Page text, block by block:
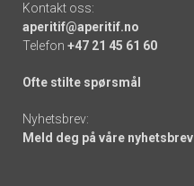
Kontakt oss:
aperitif@aperitif.no
Telefon +47 21 45 61 60
Ofte stilte spørsmål
Nyhetsbrev:
Meld deg på våre nyhetsbrev